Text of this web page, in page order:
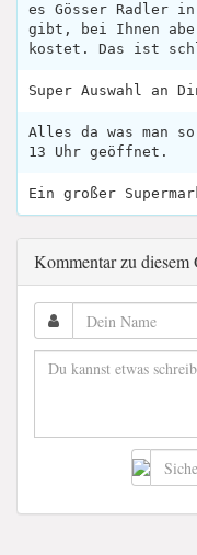
es Gösser Radler
gibt, bei Ihnen
kostet. Das ist
Super Auswahl an
Alles da was man
13 Uhr geöffnet.
Ein großer
Kommentar zu diesem